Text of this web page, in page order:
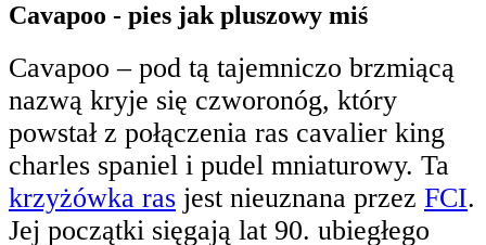
Cavapoo - pies jak pluszowy miś
Cavapoo – pod tą tajemniczo brzmiącą
nazwą kryje się czworonóg, który
powstał z połączenia ras cavalier king
charles spaniel i pudel mniaturowy. Ta
krzyżówka ras jest nieuznana przez FCI.
Jej początki sięgają lat 90. ubiegłego